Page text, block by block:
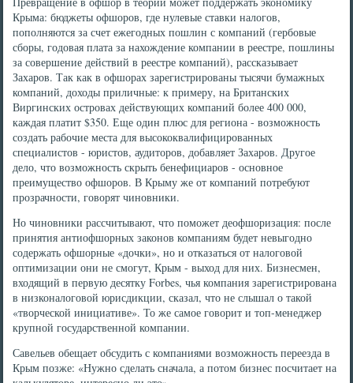
Крыма: бюджеты офшоров, где нулевые ставки налогов,
пополняются за счет ежегодных пошлин с компаний (гербовые
сборы, годовая плата за нахождение компании в реестре, пошлины
за совершение действий в реестре компаний), рассказывает
Захаров. Так как в офшорах зарегистрированы тысячи бумажных
компаний, доходы приличные: к примеру, на Британских
Виргинских островах действующих компаний более 400 000,
каждая платит $350. Еще один плюс для региона - возможность
создать рабочие места для высококвалифицированных
специалистов - юристов, аудиторов, добавляет Захаров. Другое
дело, что возможность скрыть бенефициаров - основное
преимущество офшоров. В Крыму же от компаний потребуют
прозрачности, говорят чиновники.
Но чиновники рассчитывают, что поможет деофшоризация: после
принятия антиофшорных законов компаниям будет невыгодно
содержать офшорные «дочки», но и отказаться от налоговой
оптимизации они не смогут, Крым - выход для них. Бизнесмен,
входящий в первую десятку Forbes, чья компания зарегистрирована
в низконалоговой юрисдикции, сказал, что не слышал о такой
«творческой инициативе». То же самое говорит и топ-менеджер
крупной государственной компании.
Савельев обещает обсудить с компаниями возможность переезда в
Крым позже: «Нужно сделать сначала, а потом бизнес посчитает на